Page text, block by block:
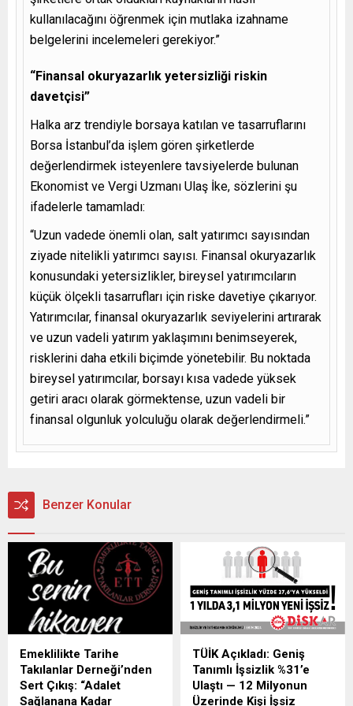
kullanılacağını öğrenmek için mutlaka izahname
belgelerini incelemeleri gerekiyor.”
“Finansal okuryazarlık yetersizliği riskin
davetçisi”
Halka arz trendiyle borsaya katılan ve tasarruflarını
Borsa İstanbul’da işlem gören şirketlerde
değerlendirmek isteyenlere tavsiyelerde bulunan
Ekonomist ve Vergi Uzmanı Ulaş İke, sözlerini şu
ifadelerle tamamladı:
“Uzun vadede önemli olan, salt yatırımcı sayısından
ziyade nitelikli yatırımcı sayısı. Finansal okuryazarlık
konusundaki yetersizlikler, bireysel yatırımcıların
küçük ölçekli tasarrufları için riske davetiye çıkarıyor.
Yatırımcılar, finansal okuryazarlık seviyelerini artırarak
ve uzun vadeli yatırım yaklaşımını benimseyerek,
risklerini daha etkili biçimde yönetebilir. Bu noktada
bireysel yatırımcılar, borsayı kısa vadede yüksek
getiri aracı olarak görmektense, uzun vadeli bir
finansal olgunluk yolculuğu olarak değerlendirmeli.”
Benzer Konular
Emeklilikte Tarihe
Takılanlar Derneği’nden
Sert Çıkış: “Adalet
Sağlanana Kadar
TÜİK Açıkladı: Geniş
Tanımlı İşsizlik %31’e
Ulaştı — 12 Milyonun
Üzerinde Kişi İşsiz